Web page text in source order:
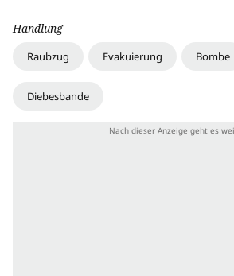
Handlung
Raubzug Evakuierung Bombe
Diebesbande